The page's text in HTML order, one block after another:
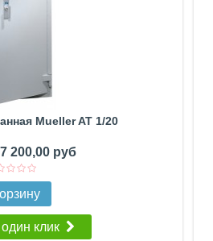
Mueller AT 1/20
200,00 руб
клик